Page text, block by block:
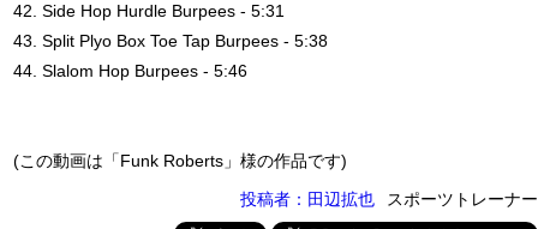
42. Side Hop Hurdle Burpees - 5:31
43. Split Plyo Box Toe Tap Burpees - 5:38
44. Slalom Hop Burpees - 5:46
(この動画は「Funk Roberts」様の作品です)
投稿者：田辺拡也
スポーツトレーナー